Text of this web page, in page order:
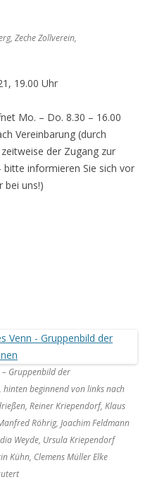
Zeche Zollverein,
19.00 Uhr
Mo. – Do. 8.30 – 16.00
Vereinbarung (durch
der Zugang zur
informieren Sie sich vor
bei uns!)
– Gruppenbild der
hinten beginnend von links nach
Reiner Kriependorf, Klaus
Röhrig, Joachim Feldmann
Weyde, Ursula Kriependorf
Kühn, Clemens Müller Elke